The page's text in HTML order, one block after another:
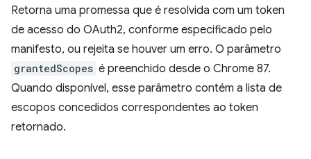
Retorna uma promessa que é resolvida com um token
de acesso do OAuth2, conforme especificado pelo
manifesto, ou rejeita se houver um erro. O parâmetro
grantedScopes é preenchido desde o Chrome 87.
Quando disponível, esse parâmetro contém a lista de
escopos concedidos correspondentes ao token
retornado.